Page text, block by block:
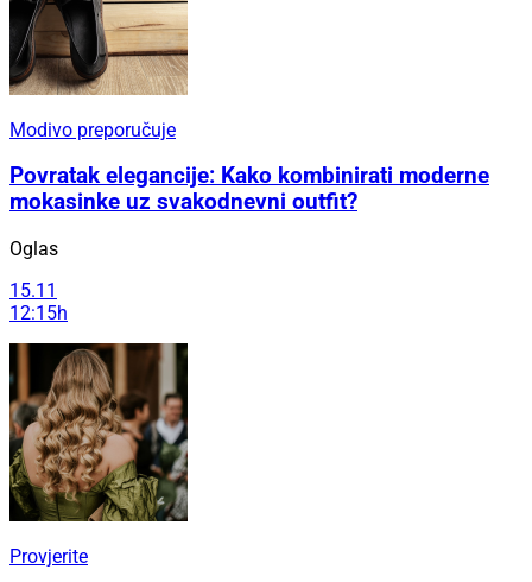
Modivo preporučuje
Povratak elegancije: Kako kombinirati moderne
mokasinke uz svakodnevni outfit?
Oglas
15.11
12:15h
Provjerite